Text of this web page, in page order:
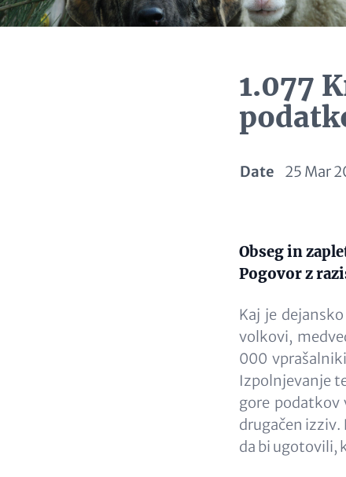
1.077
Date 25 Mar
Content
Obseg in
Pogovor z
Kaj je
volkovi,
000
Izpolnjevanje
gore podatkov
drugačen izziv.
da bi ugotovili,